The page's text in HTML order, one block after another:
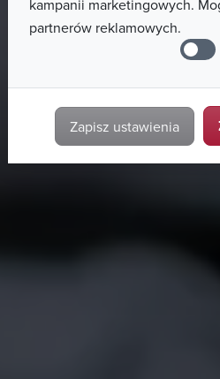
kampanii marketingowych.
partnerów reklamowych.
Zapisz ustawienia